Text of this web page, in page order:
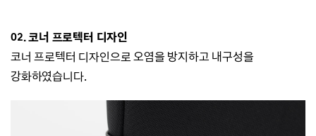
02. 코너 프로텍터 디자인
코너 프로텍터 디자인으로 오염을 방지하고 내구성을
강화하였습니다.